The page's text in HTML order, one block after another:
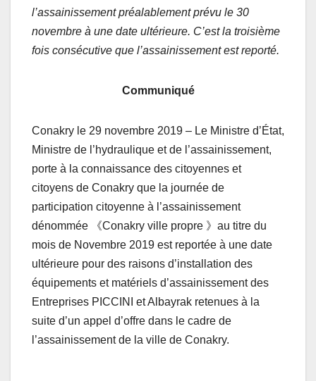
l’assainissement préalablement prévu le 30
novembre à une date ultérieure. C’est la troisième
fois consécutive que l’assainissement est reporté.
Communiqué
Conakry le 29 novembre 2019 – Le Ministre d’État,
Ministre de l’hydraulique et de l’assainissement,
porte à la connaissance des citoyennes et
citoyens de Conakry que la journée de
participation citoyenne à l’assainissement
dénommée 《Conakry ville propre 》au titre du
mois de Novembre 2019 est reportée à une date
ultérieure pour des raisons d’installation des
équipements et matériels d’assainissement des
Entreprises PICCINI et Albayrak retenues à la
suite d’un appel d’offre dans le cadre de
l’assainissement de la ville de Conakry.